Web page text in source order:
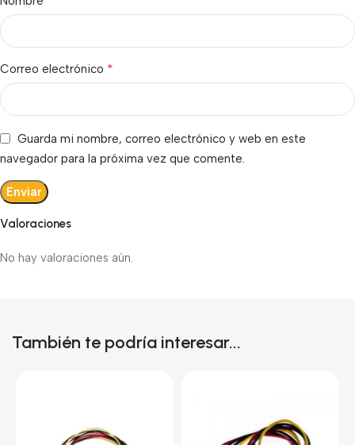
Valoraciones
No hay valoraciones aún.
Correo electrónico *
Guarda mi nombre, correo electrónico y web en este
navegador para la próxima vez que comente.
También te podría interesar...